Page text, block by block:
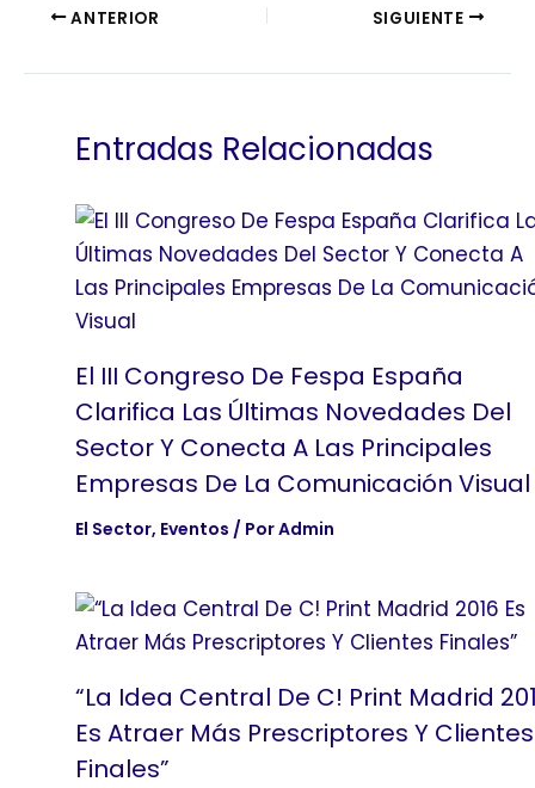
ANTERIOR SIGUIENTE
Entradas Relacionadas
El III Congreso De Fespa España
Clarifica Las Últimas Novedades Del
Sector Y Conecta A Las Principales
Empresas De La Comunicación Visual
El Sector, Eventos / PorAdmin
“La Idea Central De C! Print Madrid
Es Atraer Más Prescriptores Y Clientes
Finales”